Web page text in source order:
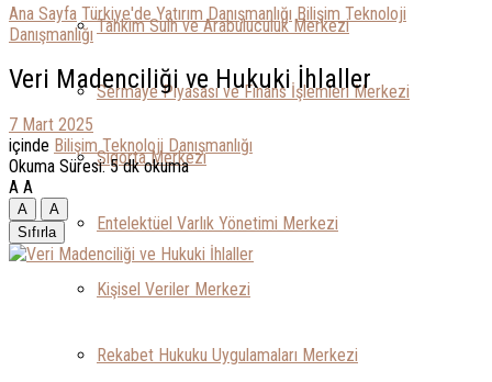
Tahkim Sulh ve Arabuluculuk Merkezi
Sermaye Piyasası ve Finans İşlemleri Merkezi
Sigorta Merkezi
Entelektüel Varlık Yönetimi Merkezi
Kişisel Veriler Merkezi
Rekabet Hukuku Uygulamaları Merkezi
Ana Sayfa Türkiye'de Yatırım Danışmanlığı Bilişim Teknoloji
Danışmanlığı
Veri Madenciliği ve Hukuki İhlaller
7 Mart 2025
içinde Bilişim Teknoloji Danışmanlığı
Okuma Süresi: 5 dk okuma
A A
A
A
Sıfırla